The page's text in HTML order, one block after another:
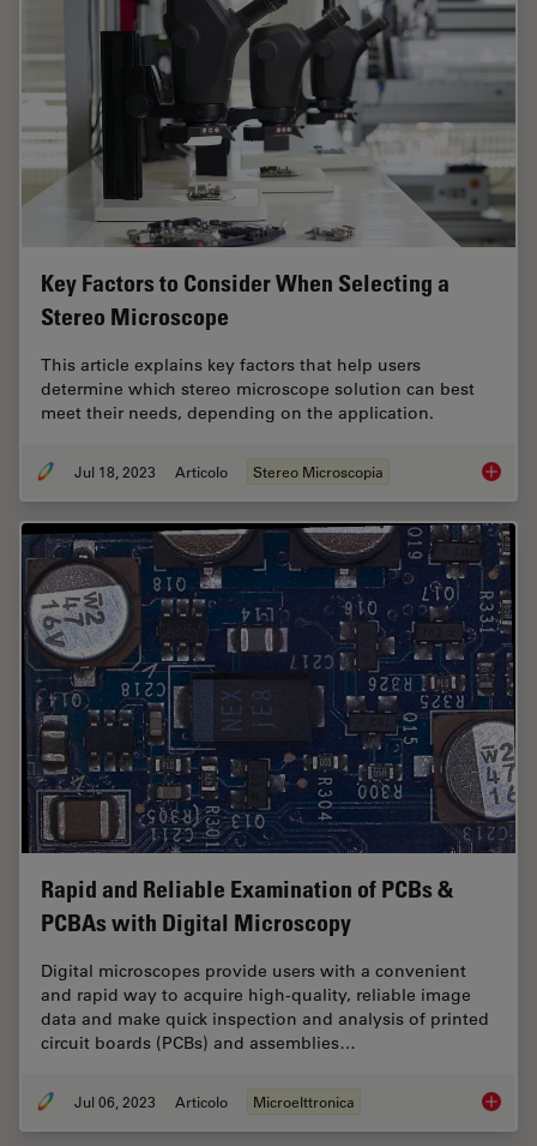
Key Factors to Consider When Selecting a
Stereo Microscope
This article explains key factors that help users
determine which stereo microscope solution can best
meet their needs, depending on the application.
Jul 18, 2023 Articolo Stereo Microscopia Key
Rapid and Reliable Examination of PCBs &
PCBAs with Digital Microscopy
Digital microscopes provide users with a convenient
and rapid way to acquire high-quality, reliable image
data and make quick inspection and analysis of printed
circuit boards (PCBs) and assemblies…
Jul 06, 2023 Articolo Microelttronica Rapid